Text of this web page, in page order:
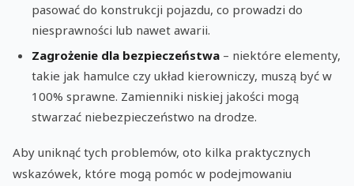
pasować do konstrukcji pojazdu, co prowadzi do
niesprawności lub nawet awarii.
Zagrożenie dla bezpieczeństwa – niektóre elementy,
takie jak hamulce czy układ kierowniczy, muszą być w
100% sprawne. Zamienniki niskiej jakości mogą
stwarzać niebezpieczeństwo na drodze.
Aby uniknąć tych problemów, oto kilka praktycznych
wskazówek, które mogą pomóc w podejmowaniu